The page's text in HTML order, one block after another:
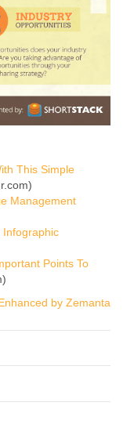
This Simple
Management
Infographic
Points To